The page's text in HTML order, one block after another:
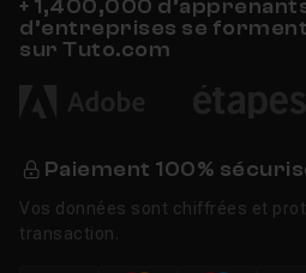
+ 1,400,000
d’entreprises se
sur Tuto.com
Paiement 100%
Vos données sont chiffrées et
transaction.